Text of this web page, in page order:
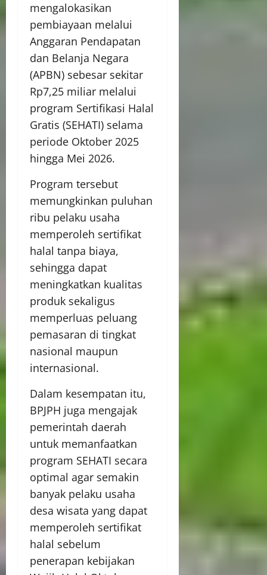
mengalokasikan
pembiayaan melalui
Anggaran Pendapatan
dan Belanja Negara
(APBN) sebesar sekitar
Rp7,25 miliar melalui
program Sertifikasi Halal
Gratis (SEHATI) selama
periode Oktober 2025
hingga Mei 2026.
Program tersebut
memungkinkan puluhan
ribu pelaku usaha
memperoleh sertifikat
halal tanpa biaya,
sehingga dapat
meningkatkan kualitas
produk sekaligus
memperluas peluang
pemasaran di tingkat
nasional maupun
internasional.
Dalam kesempatan itu,
BPJPH juga mengajak
pemerintah daerah
untuk memanfaatkan
program SEHATI secara
optimal agar semakin
banyak pelaku usaha
desa wisata yang dapat
memperoleh sertifikat
halal sebelum
penerapan kebijakan